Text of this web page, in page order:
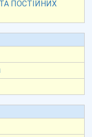
ПОСТІЙНИХ